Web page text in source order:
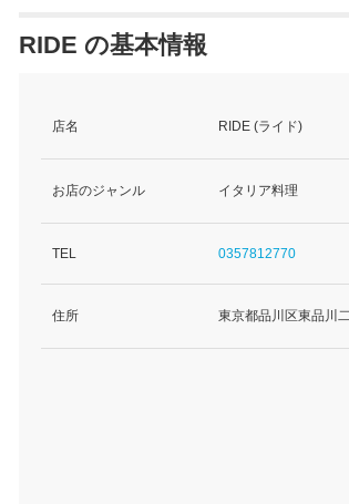
RIDE の基本情報
店名 RIDE (ライド)
お店のジャンル イタリア料理
TEL 0357812770
住所 東京都品川区東品川